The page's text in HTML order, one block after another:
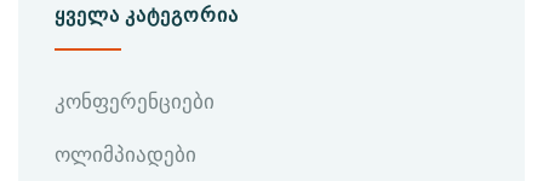
ᲧᲕᲔᲚᲐ ᲙᲐᲢᲔᲒᲝᲠᲘᲐ
კონფერენციები
ოლიმპიადები